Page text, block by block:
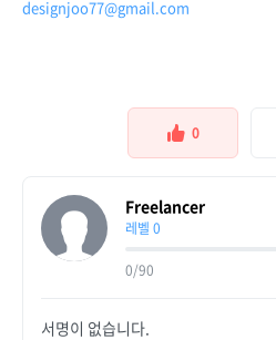
designjoo77@gmail.com
0
Freelancer
레벨 0
0/90
서명이 없습니다.